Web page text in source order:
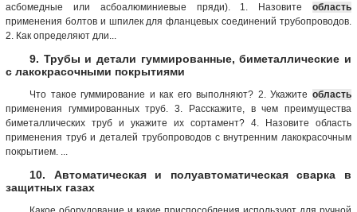
асбомедные или асбоалюминиевые пряди). 1. Назовите область
применения болтов и шпилек для фланцевых соединений трубопроводов.
2. Как определяют дли...
9. Трубы и детали гуммированные, биметаллические и
с лакокрасочными покрытиями
Что такое гуммирование и как его выполняют? 2. Укажите область
применения гуммированных труб. 3. Расскажите, в чем преимущества
биметаллических труб и укажите их сортамент? 4. Назовите область
применения труб и деталей трубопроводов с внутренним лакокрасочным
покрытием. ...
10. Автоматическая и полуавтоматическая сварка в
защитных газах